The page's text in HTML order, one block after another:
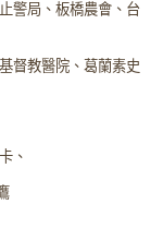
警局、板橋農會、台
督教醫院、葛蘭素史
、